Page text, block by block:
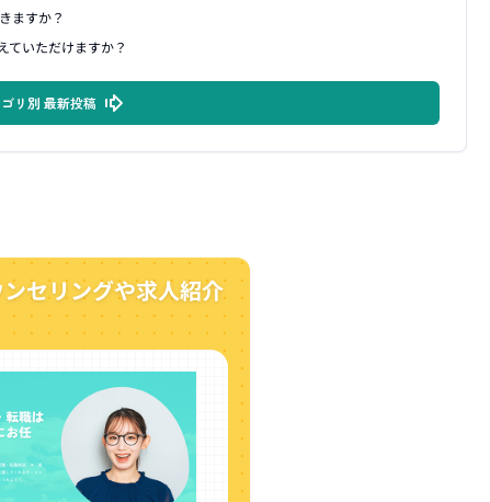
ますか？
ていただけますか？
リ別 最新投稿
セリングや求人紹介